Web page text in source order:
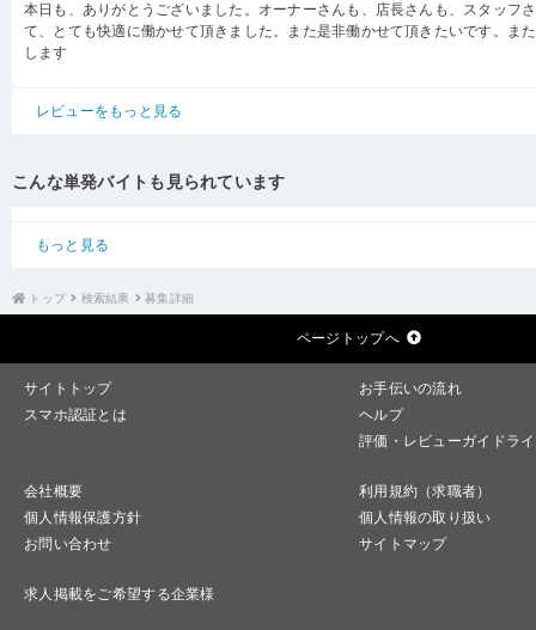
本日も、ありがとうございました。オーナーさんも、店長さんも、スタッフ
て、とても快適に働かせて頂きました。また是非働かせて頂きたいです。ま
します
レビューをもっと見る
こんな単発バイトも見られています
もっと見る
トップ 検索結果 募集詳細
ページトップへ
サイトトップ
お手伝いの流れ
スマホ認証とは
ヘルプ
評価・レビューガイドラ
会社概要
利用規約（求職者）
個人情報保護方針
個人情報の取り扱い
お問い合わせ
サイトマップ
求人掲載をご希望する企業様